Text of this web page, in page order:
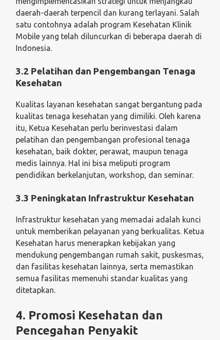
daerah-daerah terpencil dan kurang terlayani. Salah
satu contohnya adalah program Kesehatan Klinik
Mobile yang telah diluncurkan di beberapa daerah di
Indonesia.
3.2 Pelatihan dan Pengembangan Tenaga
Kesehatan
Kualitas layanan kesehatan sangat bergantung pada
kualitas tenaga kesehatan yang dimiliki. Oleh karena
itu, Ketua Kesehatan perlu berinvestasi dalam
pelatihan dan pengembangan profesional tenaga
kesehatan, baik dokter, perawat, maupun tenaga
medis lainnya. Hal ini bisa meliputi program
pendidikan berkelanjutan, workshop, dan seminar.
3.3 Peningkatan Infrastruktur Kesehatan
Infrastruktur kesehatan yang memadai adalah kunci
untuk memberikan pelayanan yang berkualitas. Ketua
Kesehatan harus menerapkan kebijakan yang
mendukung pengembangan rumah sakit, puskesmas,
dan fasilitas kesehatan lainnya, serta memastikan
semua fasilitas memenuhi standar kualitas yang
ditetapkan.
4. Promosi Kesehatan dan
Pencegahan Penyakit